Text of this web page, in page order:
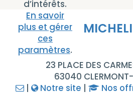
d’intérêts.
En savoir
plus et gérer
ces
paramètres.
23 PLACE DES
63040 CLERMONT-
|
Notre site | Nos